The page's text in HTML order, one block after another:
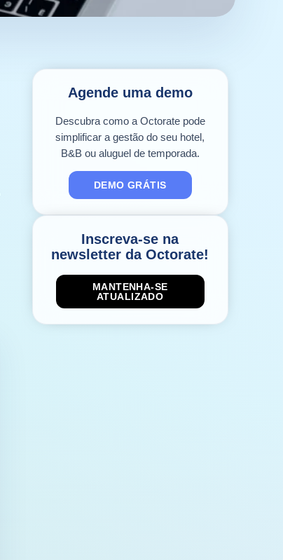
Agende uma demo
Descubra como a Octorate pode
simplificar a gestão do seu hotel,
B&B ou aluguel de temporada.
DEMO GRÁTIS
Inscreva-se na
newsletter da Octorate!
MANTENHA-SE
ATUALIZADO